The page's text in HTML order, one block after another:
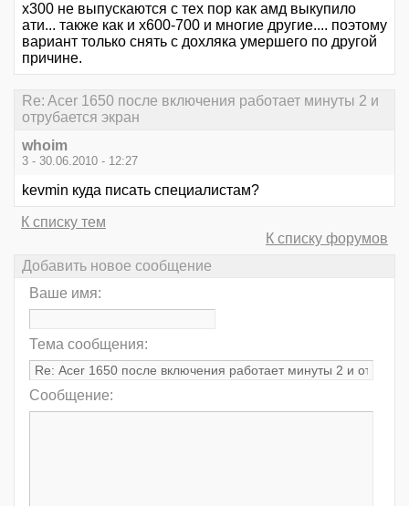
х300 не выпускаются с тех пор как амд выкупило
ати... также как и х600-700 и многие другие.... поэтому
вариант только снять с дохляка умершего по другой
причине.
Re: Acer 1650 после включения работает минуты 2 и
отрубается экран
whoim
3 - 30.06.2010 - 12:27
kevmin куда писать специалистам?
К списку тем
К списку форумов
Добавить новое сообщение
Ваше имя:
Тема сообщения:
Сообщение: